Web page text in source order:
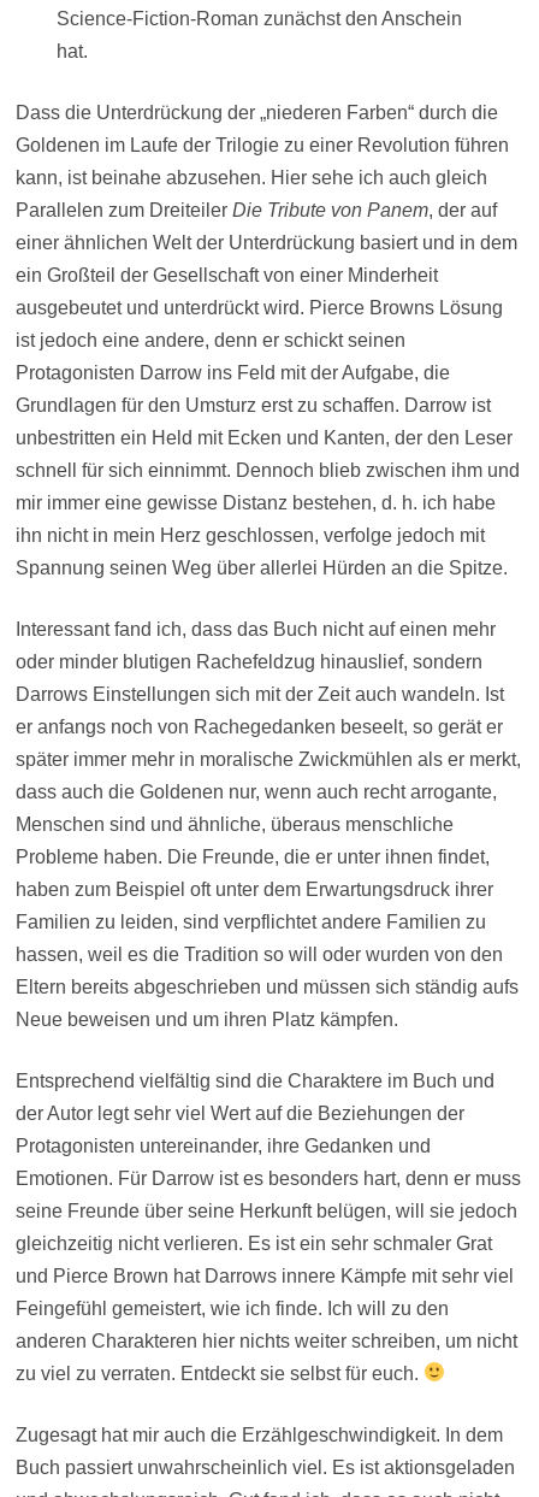
Science-Fiction-Roman zunächst den Anschein
hat.
Dass die Unterdrückung der „niederen Farben“ durch die
Goldenen im Laufe der Trilogie zu einer Revolution führen
kann, ist beinahe abzusehen. Hier sehe ich auch gleich
Parallelen zum Dreiteiler Die Tribute von Panem, der auf
einer ähnlichen Welt der Unterdrückung basiert und in dem
ein Großteil der Gesellschaft von einer Minderheit
ausgebeutet und unterdrückt wird. Pierce Browns Lösung
ist jedoch eine andere, denn er schickt seinen
Protagonisten Darrow ins Feld mit der Aufgabe, die
Grundlagen für den Umsturz erst zu schaffen. Darrow ist
unbestritten ein Held mit Ecken und Kanten, der den Leser
schnell für sich einnimmt. Dennoch blieb zwischen ihm und
mir immer eine gewisse Distanz bestehen, d. h. ich habe
ihn nicht in mein Herz geschlossen, verfolge jedoch mit
Spannung seinen Weg über allerlei Hürden an die Spitze.
Interessant fand ich, dass das Buch nicht auf einen mehr
oder minder blutigen Rachefeldzug hinauslief, sondern
Darrows Einstellungen sich mit der Zeit auch wandeln. Ist
er anfangs noch von Rachegedanken beseelt, so gerät er
später immer mehr in moralische Zwickmühlen als er merkt,
dass auch die Goldenen nur, wenn auch recht arrogante,
Menschen sind und ähnliche, überaus menschliche
Probleme haben. Die Freunde, die er unter ihnen findet,
haben zum Beispiel oft unter dem Erwartungsdruck ihrer
Familien zu leiden, sind verpflichtet andere Familien zu
hassen, weil es die Tradition so will oder wurden von den
Eltern bereits abgeschrieben und müssen sich ständig aufs
Neue beweisen und um ihren Platz kämpfen.
Entsprechend vielfältig sind die Charaktere im Buch und
der Autor legt sehr viel Wert auf die Beziehungen der
Protagonisten untereinander, ihre Gedanken und
Emotionen. Für Darrow ist es besonders hart, denn er muss
seine Freunde über seine Herkunft belügen, will sie jedoch
gleichzeitig nicht verlieren. Es ist ein sehr schmaler Grat
und Pierce Brown hat Darrows innere Kämpfe mit sehr viel
Feingefühl gemeistert, wie ich finde. Ich will zu den
anderen Charakteren hier nichts weiter schreiben, um nicht
zu viel zu verraten. Entdeckt sie selbst für euch.
Zugesagt hat mir auch die Erzählgeschwindigkeit. In dem
Buch passiert unwahrscheinlich viel. Es ist aktionsgeladen